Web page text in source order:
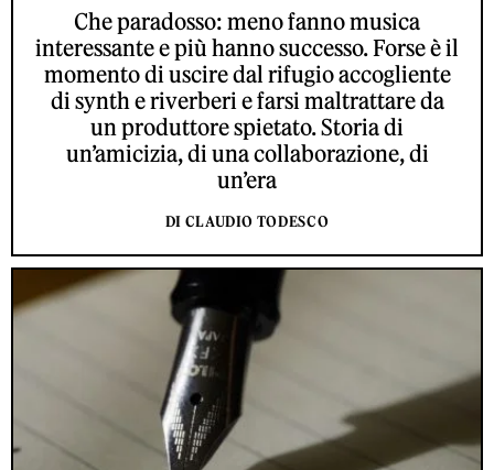
Che paradosso: meno fanno musica
interessante e più hanno successo. Forse è il
momento di uscire dal rifugio accogliente
di synth e riverberi e farsi maltrattare da
un produttore spietato. Storia di
un’amicizia, di una collaborazione, di
un’era
DI CLAUDIO TODESCO